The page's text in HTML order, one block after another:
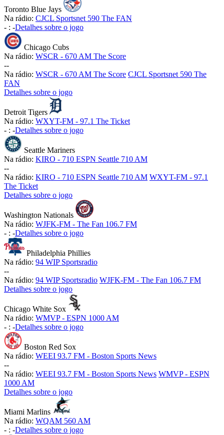
Toronto Blue Jays
Na rádio: CJCL Sportsnet 590 The FAN
- : -Detalhes sobre o jogo
Chicago Cubs
Na rádio: WSCR - 670 AM The Score
--
Na rádio: WSCR - 670 AM The Score CJCL Sportsnet 590 The
FAN
Detalhes sobre o jogo
Detroit Tigers
Na rádio: WXYT-FM - 97.1 The Ticket
- : -Detalhes sobre o jogo
Seattle Mariners
Na rádio: KIRO - 710 ESPN Seattle 710 AM
--
Na rádio: KIRO - 710 ESPN Seattle 710 AM WXYT-FM - 97.1
The Ticket
Detalhes sobre o jogo
Washington Nationals
Na rádio: WJFK-FM - The Fan 106.7 FM
- : -Detalhes sobre o jogo
Philadelphia Phillies
Na rádio: 94 WIP Sportsradio
--
Na rádio: 94 WIP Sportsradio WJFK-FM - The Fan 106.7 FM
Detalhes sobre o jogo
Chicago White Sox
Na rádio: WMVP - ESPN 1000 AM
- : -Detalhes sobre o jogo
Boston Red Sox
Na rádio: WEEI 93.7 FM - Boston Sports News
--
Na rádio: WEEI 93.7 FM - Boston Sports News WMVP - ESPN
1000 AM
Detalhes sobre o jogo
Miami Marlins
Na rádio: WQAM 560 AM
- : -Detalhes sobre o jogo